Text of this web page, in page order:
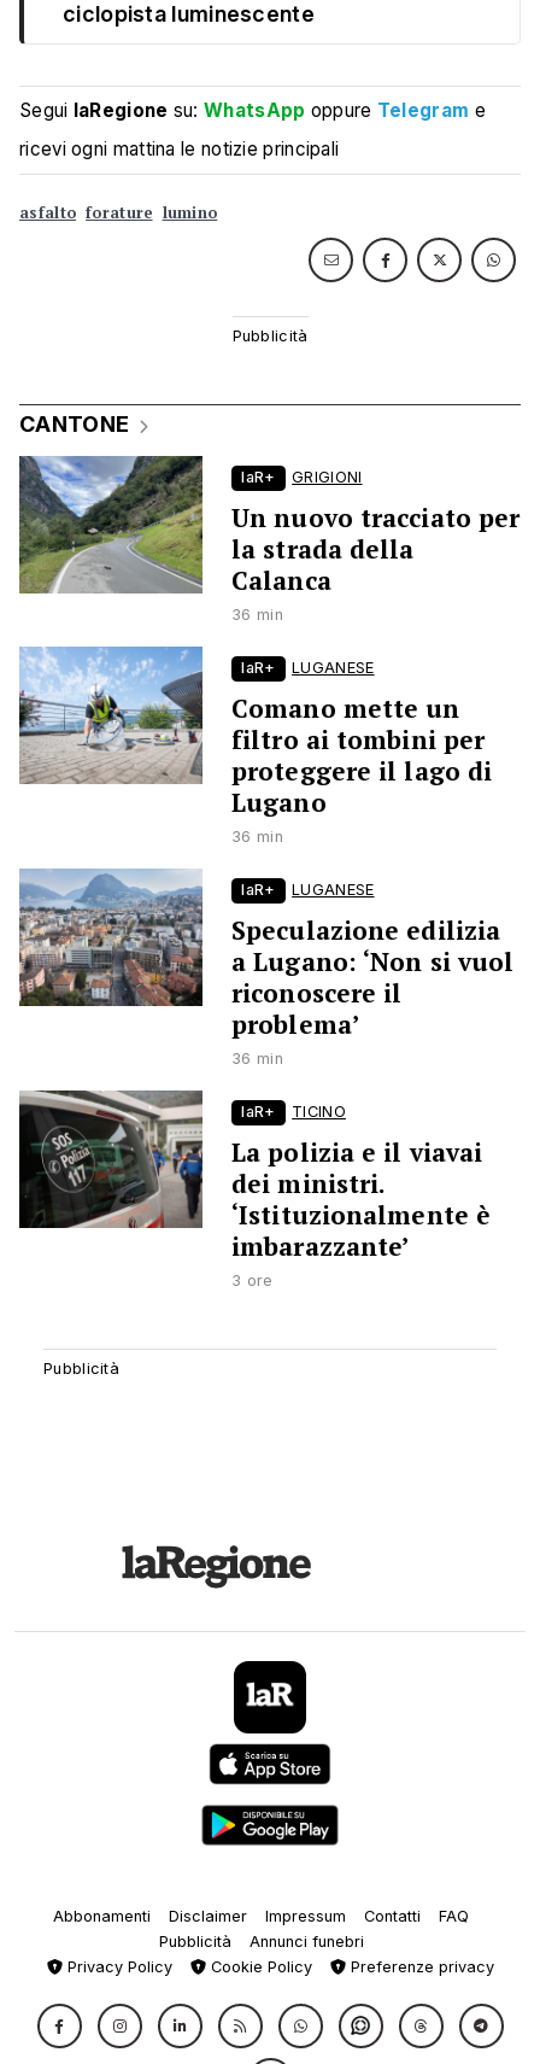
ciclopista luminescente
Segui laRegione su:WhatsApp oppure Telegram e
ricevi ogni mattina le notizie principali
asfalto forature lumino
CANTONE
laR+ GRIGIONI
Un nuovo tracciato per
la strada della
Calanca
36 min
laR+ LUGANESE
Comano mette un
filtro ai tombini per
proteggere il lago di
Lugano
36 min
laR+ LUGANESE
Speculazione edilizia
a Lugano: ‘Non si vuol
riconoscere il
problema’
36 min
laR+ TICINO
La polizia e il viavai
dei ministri.
‘Istituzionalmente è
imbarazzante’
3 ore
Abbonamenti Disclaimer Impressum Contatti
FAQ
Pubblicità
Annunci funebri
Privacy Policy
Cookie Policy Preferenze privacy